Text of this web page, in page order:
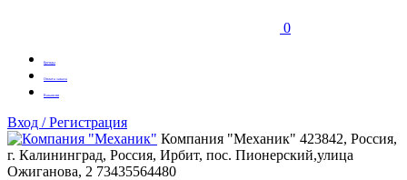
0
Бренды
Оплата заказа
Вакансии
Вход / Регистрация
Компания "Механик" 423842, Россия,
г. Калининград, Россия, Ирбит, пос. Пионерский,улица
Ожиганова, 2 73435564480